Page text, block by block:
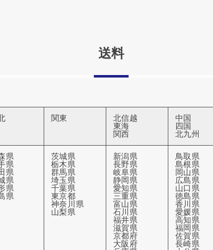
送料
関東
北信越
東海
関西
中国
四国
北九州
県
県
県
県
県
県
茨城県
栃木県
群馬県
埼玉県
千葉県
東京都
神奈川県
山梨県
新潟県
長野県
岐阜県
静岡県
愛知県
三重県
富山県
石川県
福井県
滋賀県
京都府
大阪府
鳥取県
島根県
岡山県
広島県
山口県
徳島県
香川県
愛媛県
高知県
福岡県
佐賀県
長崎県